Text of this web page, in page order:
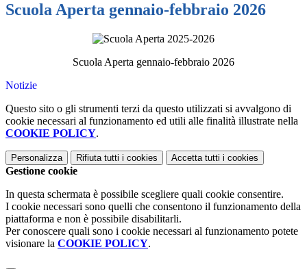
Scuola Aperta gennaio-febbraio 2026
Scuola Aperta gennaio-febbraio 2026
Notizie
Questo sito o gli strumenti terzi da questo utilizzati si avvalgono di
cookie necessari al funzionamento ed utili alle finalità illustrate nella
COOKIE POLICY.
Personalizza Rifiuta tutti i cookies Accetta tutti i cookies
Gestione cookie
In questa schermata è possibile scegliere quali cookie consentire.
I cookie necessari sono quelli che consentono il funzionamento della
piattaforma e non è possibile disabilitarli.
Per conoscere quali sono i cookie necessari al funzionamento potete
visionare la COOKIE POLICY.